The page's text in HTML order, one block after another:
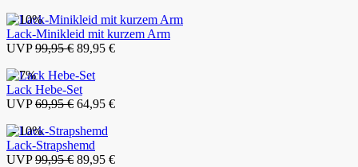
- 10%
Lack-Minikleid mit kurzem Arm
UVP99,95 € 89,95 €
- 7%
Lack Hebe-Set
UVP69,95 € 64,95 €
- 10%
Lack-Strapshemd
UVP99,95 € 89,95 €